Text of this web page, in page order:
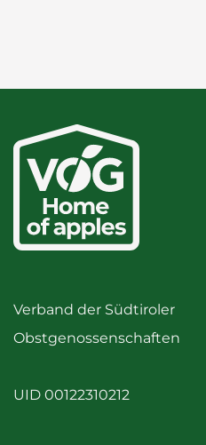
Verband der Südtiroler
Obstgenossenschaften
UID 00122310212